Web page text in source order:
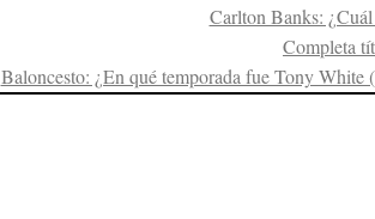
Carlton Banks:
Completa
Baloncesto: ¿En qué temporada fue Tony